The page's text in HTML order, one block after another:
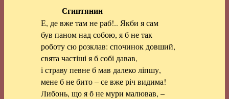
Єгиптянин
Е, де вже там не раб!.. Якби я сам
був паном над собою, я б не так
роботу сю розклав: спочинок довший,
свята частіші я б собі давав,
і страву певне б мав далеко ліпшу,
мене б не бито – се вже річ видима!
Либонь, що я б не мури малював, –